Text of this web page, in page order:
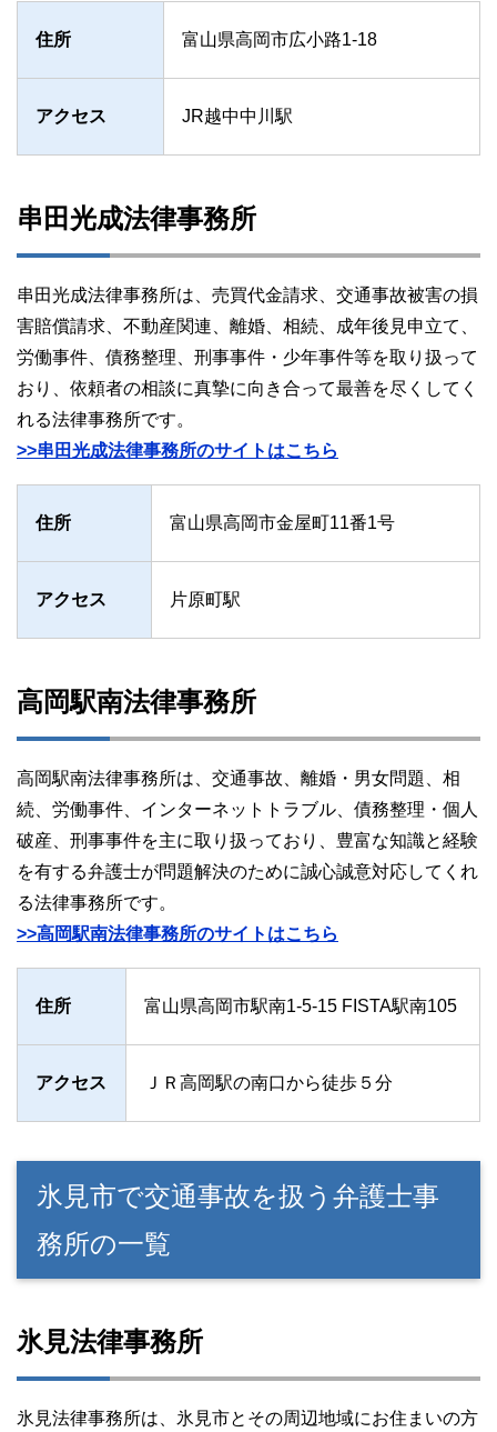
住所 富山県高岡市広小路1-18
アクセス JR越中中川駅
串田光成法律事務所
串田光成法律事務所は、売買代金請求、交通事故被害の損
害賠償請求、不動産関連、離婚、相続、成年後見申立て、
労働事件、債務整理、刑事事件・少年事件等を取り扱って
おり、依頼者の相談に真摯に向き合って最善を尽くしてく
れる法律事務所です。
>>串田光成法律事務所のサイトはこちら
住所 富山県高岡市金屋町11番1号
アクセス 片原町駅
高岡駅南法律事務所
高岡駅南法律事務所は、交通事故、離婚・男女問題、相
続、労働事件、インターネットトラブル、債務整理・個人
破産、刑事事件を主に取り扱っており、豊富な知識と経験
を有する弁護士が問題解決のために誠心誠意対応してくれ
る法律事務所です。
>>高岡駅南法律事務所のサイトはこちら
住所 富山県高岡市駅南1-5-15 FISTA駅南105
アクセス ＪＲ高岡駅の南口から徒歩５分
氷見市で交通事故を扱う弁護士事
務所の一覧
氷見法律事務所
氷見法律事務所は、氷見市とその周辺地域にお住まいの方